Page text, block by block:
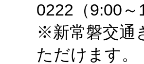
0222（9:00～
※新常磐交通
ただけます。